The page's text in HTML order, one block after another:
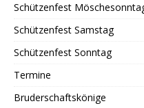
Schützenfest
Schützenfest Samstag
Schützenfest Sonntag
Termine
Bruderschaftskönige